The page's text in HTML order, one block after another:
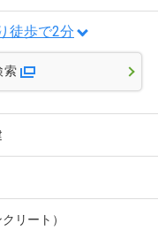
徒歩で2分
索
リート）